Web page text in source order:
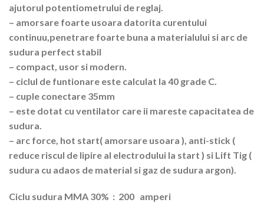
ajutorul potentiometrului de reglaj.
– amorsare foarte usoara datorita curentului
continuu,penetrare foarte buna a materialului si arc de
sudura perfect stabil
– compact, usor si modern.
– ciclul de funtionare este calculat la 40 grade C.
– cuple conectare 35mm
– este dotat cu ventilator care ii mareste capacitatea de
sudura.
– arc force, hot start( amorsare usoara ), anti-stick (
reduce riscul de lipire al electrodului la start ) si Lift Tig (
sudura cu adaos de material si gaz de sudura argon).
Ciclu sudura MMA 30% : 200 amperi